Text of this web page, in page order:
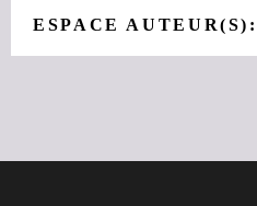
ESPACE AUTEUR(S):